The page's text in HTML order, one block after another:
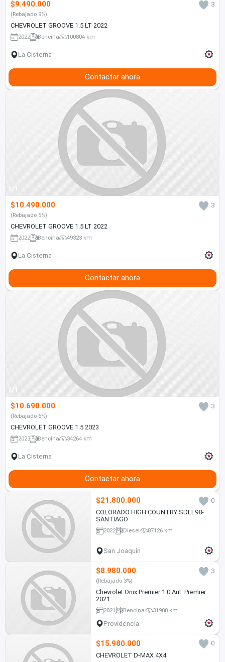
$9.490.000 3
(Rebajado 9%)
CHEVROLET GROOVE 1.5 LT 2022
2022 Bencina 100804 km
La Cisterna
Contactar ahora
1/1
$10.490.000 3
(Rebajado 5%)
CHEVROLET GROOVE 1.5 LT 2022
2022 Bencina 49323 km
La Cisterna
Contactar ahora
1/1
$10.690.000 3
(Rebajado 6%)
CHEVROLET GROOVE 1.5 2023
2023 Bencina 34264 km
La Cisterna
Contactar ahora
$21.800.000
0
COLORADO HIGH COUNTRY SDLL98-
SANTIAGO
2022 Diesel 87126 km
San Joaquín
$8.980.000 3
(Rebajado 3%)
Chevrolet Onix Premier 1.0 Aut. Premier
2021
2021 Bencina 31900 km
Providencia
$15.980.000
0
CHEVROLET D-MAX 4X4